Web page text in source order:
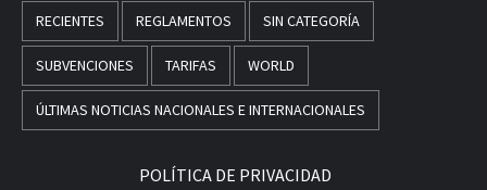
RECIENTES REGLAMENTOS SIN CATEGORÍA
SUBVENCIONES TARIFAS WORLD
ÚLTIMAS NOTICIAS NACIONALES E INTERNACIONALES
POLÍTICA DE PRIVACIDAD